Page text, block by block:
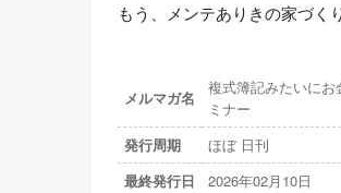
もう、メンテありきの家づく
メルマガ名
複式簿記みたいに
ミナー
発行周期
ほぼ 日刊
最終発行日
2026年02月10日